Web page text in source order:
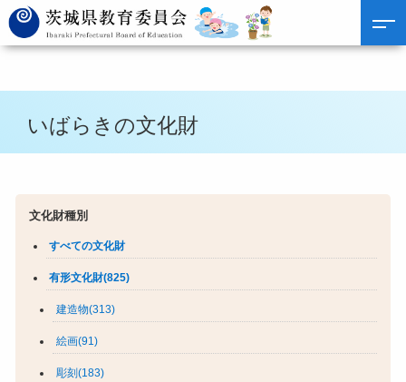
いばらきの文化財
文化財種別
すべての文化財
有形文化財(825)
建造物(313)
絵画(91)
彫刻(183)